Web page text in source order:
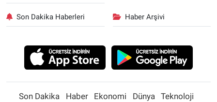
Son Dakika Haberleri Haber Arşivi
Son Dakika Haber Ekonomi Dünya
Teknoloji